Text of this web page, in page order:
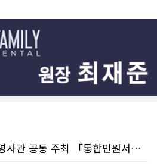
재외동포청·주밴쿠버총영사관 공동 주최 「통합민원서비스 온라인 화상상담회..